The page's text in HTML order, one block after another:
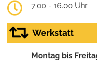
7.00 - 16.00 Uhr
Werkstatt
Montag bis